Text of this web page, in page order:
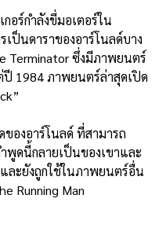
กอร์กำลังขี่มอเตอร์ใน
เป็นดาราของอาร์โนลด์บาง
Terminator ซึ่งมีภาพยนตร์
1984 ภาพยนตร์ล่าสุดเปิด
ของอาร์โนลด์ ที่สามารถ
พูดนี้กลายเป็นของเขาและ
ละยังถูกใช้ในภาพยนตร์อื่น
Running Man